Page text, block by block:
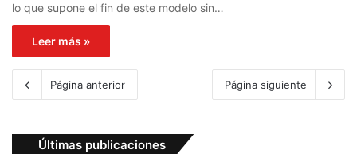
lo que supone el fin de este modelo sin…
Leer más »
Página anterior Página siguiente
Últimas publicaciones